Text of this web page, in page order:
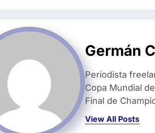
Germán
Periodista
Copa Mundial
Final de
View All Posts